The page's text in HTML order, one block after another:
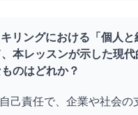
リングにおける「個人と
本レッスンが示した現
のはどれか？
己責任で、企業や社会の